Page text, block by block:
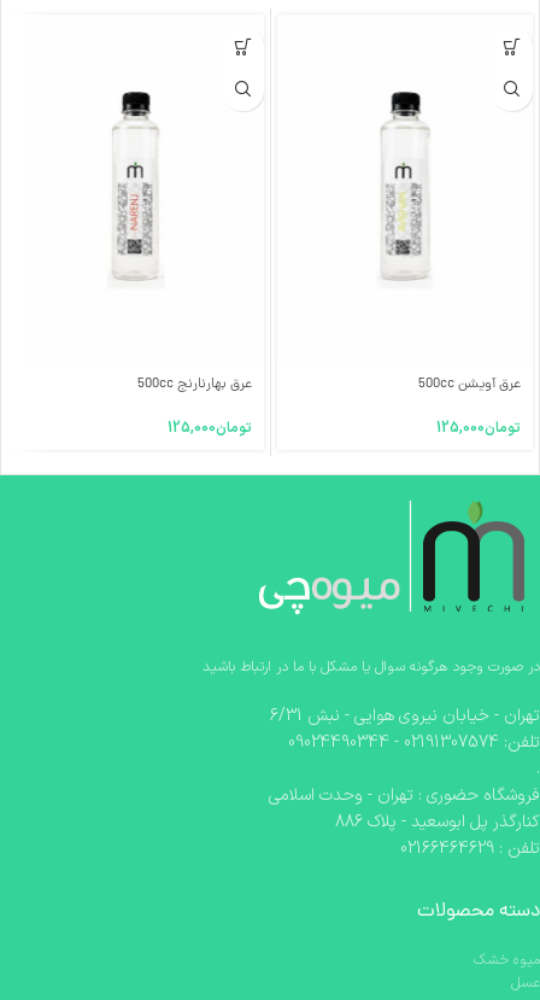
عرق آویشن 500cc
تومان125,000
عرق بهارنارنج 500cc
تومان125,000
در صورت وجود هرگونه سوال یا مشکل با ما در ارتباط باشید
تهران - خیابان نیروی هوایی - نبش 6/31
تلفن: 02191307574 - 09024490344
.
فروشگاه حضوری : تهران - وحدت اسلامی
کنارگذر پل ابوسعید - پلاک 886
تلفن : 02166464629
دسته محصولات
میوه خشک
عسل